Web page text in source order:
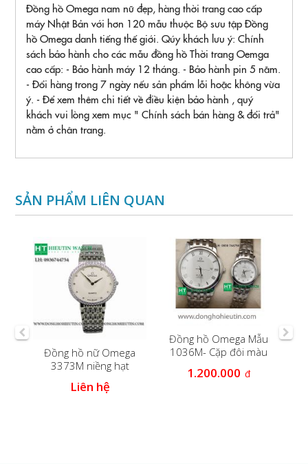
Đồng hồ Omega nam nữ đẹp, hàng thời trang cao cấp
máy Nhật Bản với hơn 120 mẫu thuộc Bộ sưu tập Đồng
hồ Omega danh tiếng thế giới. Qúy khách lưu ý: Chính
sách bảo hành cho các mẫu đồng hồ Thời trang Oemga
cao cấp: - Bảo hành máy 12 tháng. - Bảo hành pin 5 năm.
- Đổi hàng trong 7 ngày nếu sản phẩm lỗi hoặc không vừa
ý. - Để xem thêm chi tiết về điều kiện bảo hành , quý
khách vui lòng xem mục " Chính sách bán hàng & đổi trả"
nằm ở chân trang.
SẢN PHẨM LIÊN QUAN
Đồng hồ nữ Omega
3373M niềng hạt
Liên hệ
Đồng hồ Omega Mẫu
1036M- Cặp đôi màu
1.200.000 đ